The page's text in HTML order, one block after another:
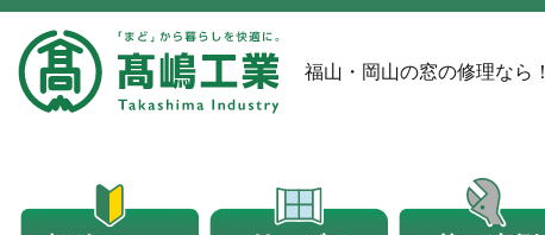
福山・岡山の窓の修理なら！